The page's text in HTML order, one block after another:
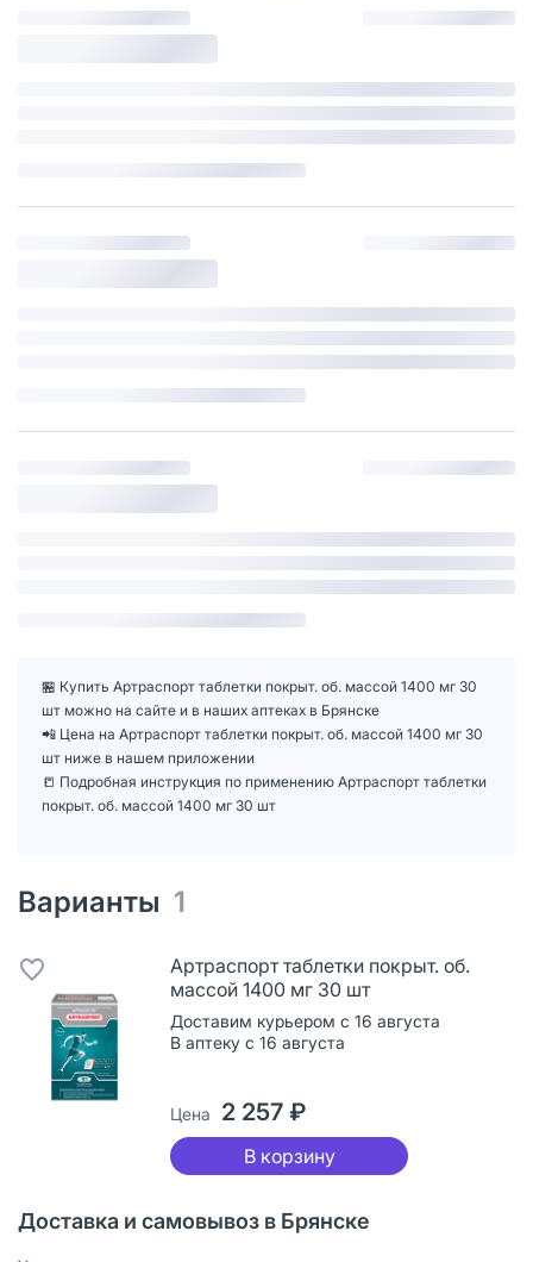
🏪 Купить Артраспорт таблетки покрыт. об. массой 1400 мг 30
шт можно на сайте и в наших аптеках в Брянске
📲 Цена на Артраспорт таблетки покрыт. об. массой 1400 мг 30
шт ниже в нашем приложении
📒 Подробная инструкция по применению Артраспорт таблетки
покрыт. об. массой 1400 мг 30 шт
Варианты 1
Артраспорт таблетки покрыт. об.
массой 1400 мг 30 шт
Доставим курьером с 16 августа
В аптеку с 16 августа
Цена 2 257 ₽
В корзину
Доставка и самовывоз в Брянске